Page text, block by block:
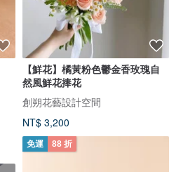
【鮮花】橘黃粉色鬱金香玫瑰自
然風鮮花捧花
創朔花藝設計空間
NT$ 3,200
免運 88 折